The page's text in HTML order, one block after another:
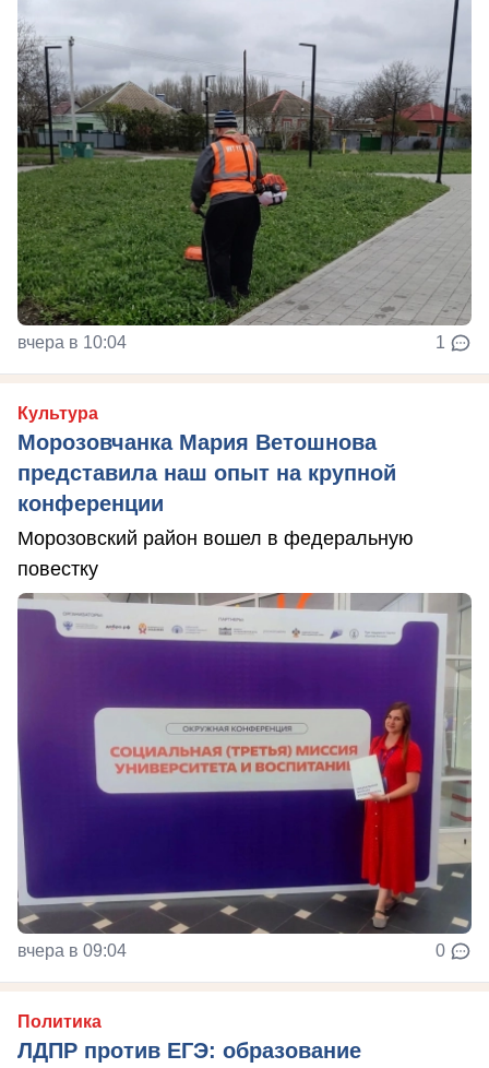
вчера в 10:04 1
Культура
Морозовчанка Мария Ветошнова
представила наш опыт на крупной
конференции
Морозовский район вошел в федеральную
повестку
вчера в 09:04 0
Политика
ЛДПР против ЕГЭ: образование